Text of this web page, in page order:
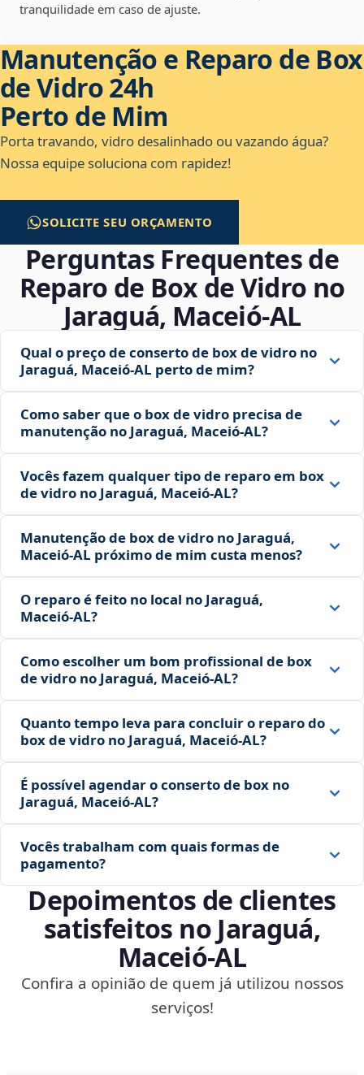
tranquilidade em caso de ajuste.
Manutenção e Reparo de Box
de Vidro 24h
Perto de Mim
Porta travando, vidro desalinhado ou vazando água?
Nossa equipe soluciona com rapidez!
SOLICITE SEU ORÇAMENTO
Perguntas Frequentes de
Reparo de Box de Vidro no
Jaraguá, Maceió‑AL
Qual o preço de conserto de box de vidro no
Jaraguá, Maceió‑AL perto de mim?
Como saber que o box de vidro precisa de
manutenção no Jaraguá, Maceió‑AL?
Vocês fazem qualquer tipo de reparo em box
de vidro no Jaraguá, Maceió‑AL?
Manutenção de box de vidro no Jaraguá,
Maceió‑AL próximo de mim custa menos?
O reparo é feito no local no Jaraguá,
Maceió‑AL?
Como escolher um bom profissional de box
de vidro no Jaraguá, Maceió‑AL?
Quanto tempo leva para concluir o reparo do
box de vidro no Jaraguá, Maceió‑AL?
É possível agendar o conserto de box no
Jaraguá, Maceió‑AL?
Vocês trabalham com quais formas de
pagamento?
Depoimentos de clientes
satisfeitos no Jaraguá,
Maceió‑AL
Confira a opinião de quem já utilizou nossos
serviços!